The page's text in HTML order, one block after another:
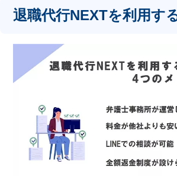
退職代行NEXTを利用す